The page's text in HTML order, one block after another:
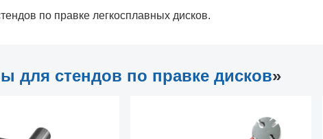
по правке легкосплавных дисков.
для стендов по правке дисков»